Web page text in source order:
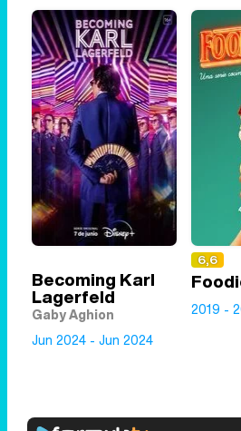
Becoming Karl
Lagerfeld
Gaby Aghion
Jun 2024 - Jun 2024
6,6
2019 -